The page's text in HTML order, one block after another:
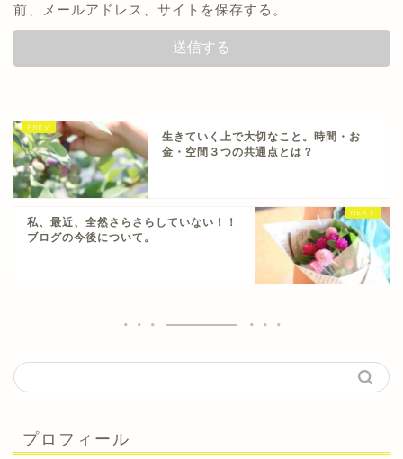
前、メールアドレス、サイトを保存する。
生きていく上で大切なこと。時間・お
金・空間３つの共通点とは？
私、最近、全然さらさらしていない！！
ブログの今後について。
プロフィール